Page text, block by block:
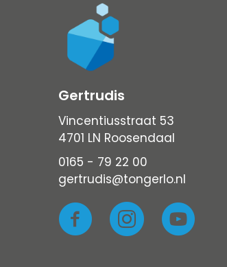
Gertrudis
Vincentiusstraat 53
4701 LN Roosendaal
0165 - 79 22 00
gertrudis@tongerlo.nl